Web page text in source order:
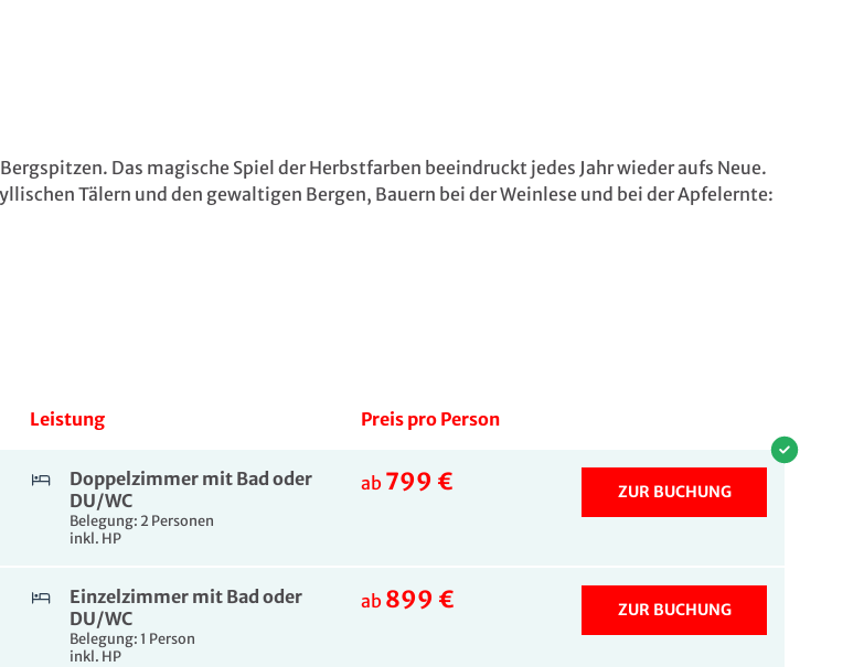
Das magische Spiel der Herbstfarben beeindruckt jedes Jahr wieder aufs Neue.
Tälern und den gewaltigen Bergen, Bauern bei der Weinlese und bei der Apfelernte:
Leistung Preis pro Person
Doppelzimmer mit Bad oder
DU/WC
Belegung: 2 Personen
inkl. HP
ab 799 € ZUR BUCHUNG
Einzelzimmer mit Bad oder
DU/WC
Belegung: 1 Person
inkl. HP
ab 899 € ZUR BUCHUNG